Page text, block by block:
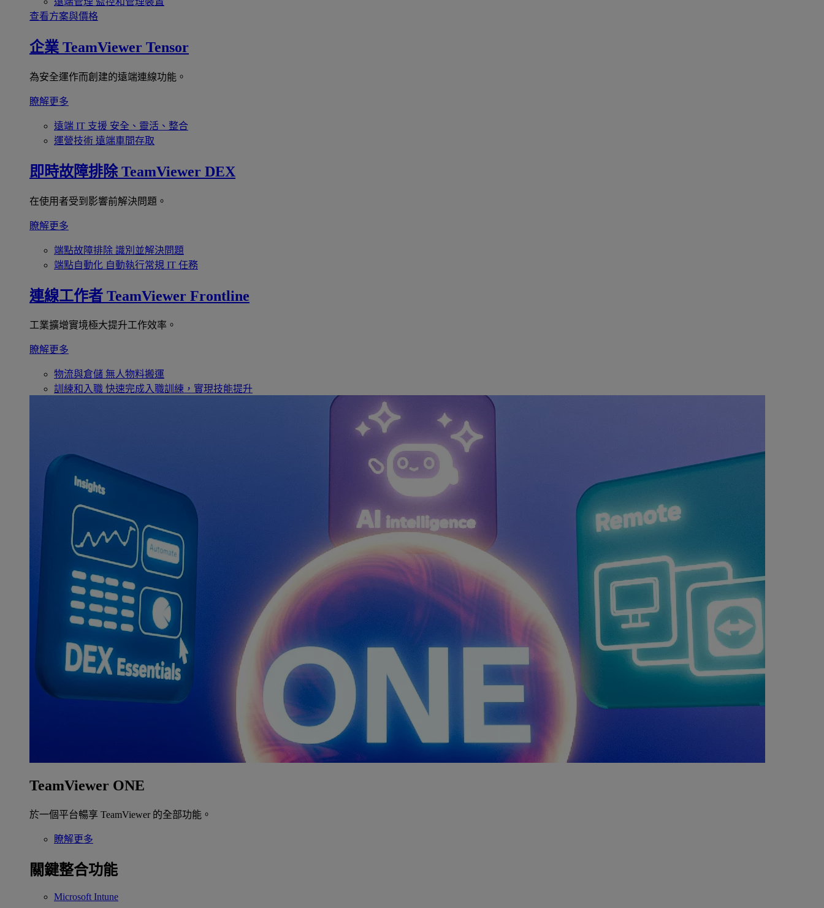
查看方案與價格
企業 TeamViewer Tensor
為安全運作而創建的遠端連線功能。
瞭解更多
遠端 IT 支援 安全、靈活、整合
運營技術 遠端車間存取
即時故障排除 TeamViewer DEX
在使用者受到影響前解決問題。
瞭解更多
端點故障排除 識別並解決問題
端點自動化 自動執行常規 IT 任務
連線工作者 TeamViewer Frontline
工業擴增實境極大提升工作效率。
瞭解更多
物流與倉儲 無人物料搬運
訓練和入職 快速完成入職訓練，實現技能提升
TeamViewer ONE
於一個平台暢享 TeamViewer 的全部功能。
瞭解更多
關鍵整合功能
Microsoft Intune